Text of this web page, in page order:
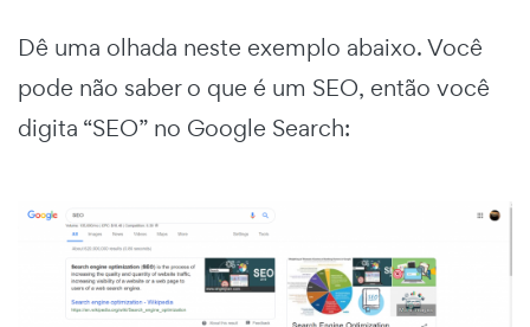
Dê uma olhada neste exemplo abaixo. Você
pode não saber o que é um SEO, então você
digita “SEO” no Google Search: